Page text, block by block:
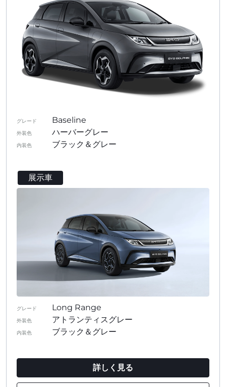
グレード Baseline
外装色 ハーバーグレー
内装色 ブラック＆グレー
展示車
グレード Long Range
外装色 アトランティスグレー
内装色 ブラック＆グレー
詳しく見る